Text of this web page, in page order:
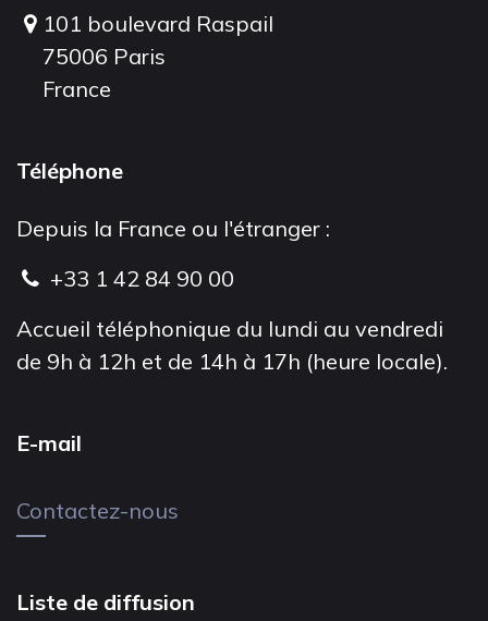
101 boulevard Raspail
75006 Paris
France
Téléphone
Depuis la France ou l'étranger :
+33 1 42 84 90 00
Accueil téléphonique du lundi au vendredi
de 9h à 12h et de 14h à 17h (heure locale).
E-mail
Contactez-nous
Liste de diffusion